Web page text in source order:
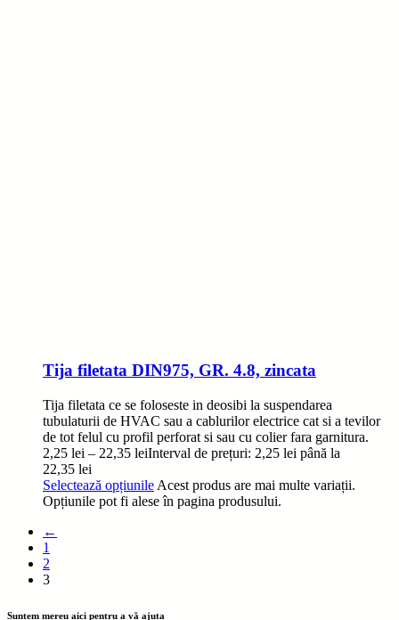
Tija filetata DIN975, GR. 4.8, zincata
Tija filetata ce se foloseste in deosibi la suspendarea
tubulaturii de HVAC sau a cablurilor electrice cat si a tevilor
de tot felul cu profil perforat si sau cu colier fara garnitura.
2,25 lei – 22,35 leiInterval de prețuri: 2,25 lei până la
22,35 lei
Selectează opțiunile Acest produs are mai multe variații.
Opțiunile pot fi alese în pagina produsului.
←
1
2
3
Suntem mereu aici pentru a vă ajuta